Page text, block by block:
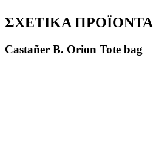
ΣΧΕΤΙΚΑ ΠΡΟΪΟΝΤΑ
Castañer B. Orion Tote bag